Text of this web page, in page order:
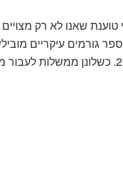
טוענת שאנו לא רק